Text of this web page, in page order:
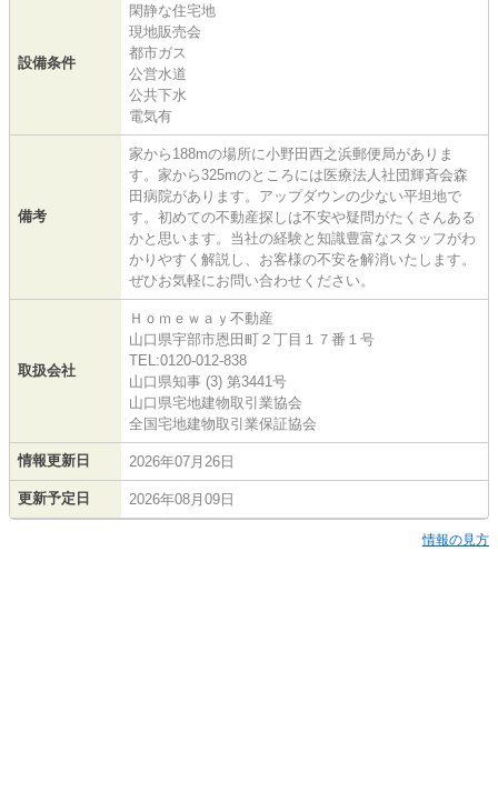
設備条件
閑静な住宅地
現地販売会
都市ガス
公営水道
公共下水
電気有
備考
家から188mの場所に小野田西之浜郵便局がありま
す。家から325mのところには医療法人社団輝斉会森
田病院があります。アップダウンの少ない平坦地で
す。初めての不動産探しは不安や疑問がたくさんある
かと思います。当社の経験と知識豊富なスタッフがわ
かりやすく解説し、お客様の不安を解消いたします。
ぜひお気軽にお問い合わせください。
取扱会社
Ｈｏｍｅｗａｙ不動産
山口県宇部市恩田町２丁目１７番１号
TEL:0120-012-838
山口県知事 (3) 第3441号
山口県宅地建物取引業協会
全国宅地建物取引業保証協会
情報更新日 2026年07月26日
更新予定日 2026年08月09日
情報の見方